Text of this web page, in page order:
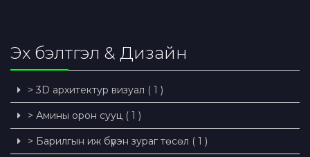
Эх бэлтгэл & Дизайн
> 3D архитектур визуал ( 1 )
> Амины орон сууц ( 1 )
> Барилгын иж бүрэн зураг төсөл ( 1 )